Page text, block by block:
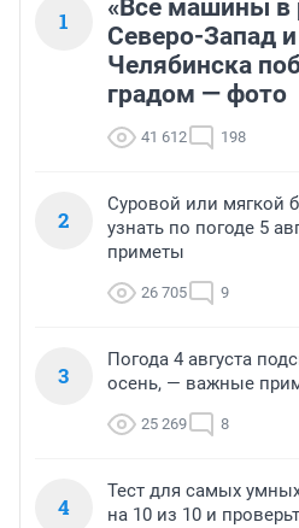
1
«Все машины в
Северо-Запад
Челябинска
градом — фото
41 612 198
2
Суровой или мягкой
узнать по погоде 5
приметы
26 705 9
3
Погода 4 августа
осень, — важные
25 269 8
4
Тест для самых
на 10 из 10 и